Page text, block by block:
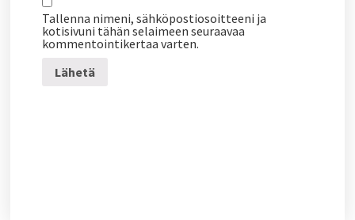
Tallenna nimeni, sähköpostiosoitteeni ja
kotisivuni tähän selaimeen seuraavaa
kommentointikertaa varten.